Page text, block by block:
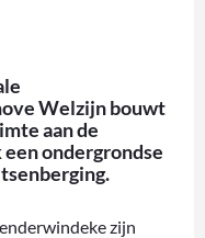
Welzijn bouwt
aan de
ondergrondse
zijn